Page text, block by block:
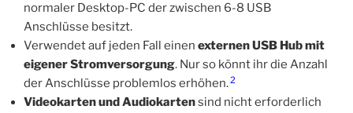
normaler Desktop-PC der zwischen 6-8 USB
Anschlüsse besitzt.
Verwendet auf jeden Fall einen externen USB Hub mit
eigener Stromversorgung. Nur so könnt ihr die Anzahl
der Anschlüsse problemlos erhöhen.2
Videokarten und Audiokartensind nicht erforderlich